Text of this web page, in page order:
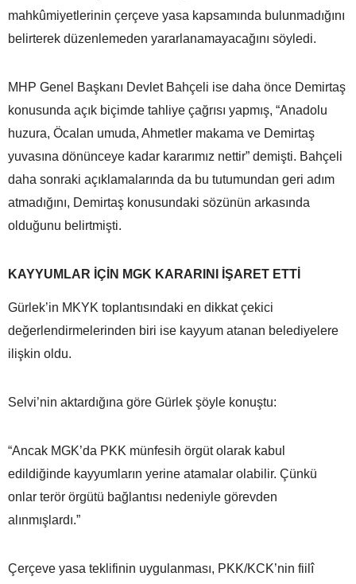
mahkûmiyetlerinin çerçeve yasa kapsamında bulunmadığını
belirterek düzenlemeden yararlanamayacağını söyledi.
MHP Genel Başkanı Devlet Bahçeli ise daha önce Demirtaş
konusunda açık biçimde tahliye çağrısı yapmış, “Anadolu
huzura, Öcalan umuda, Ahmetler makama ve Demirtaş
yuvasına dönünceye kadar kararımız nettir” demişti. Bahçeli
daha sonraki açıklamalarında da bu tutumundan geri adım
atmadığını, Demirtaş konusundaki sözünün arkasında
olduğunu belirtmişti.
KAYYUMLAR İÇİN MGK KARARINI İŞARET ETTİ
Gürlek’in MKYK toplantısındaki en dikkat çekici
değerlendirmelerinden biri ise kayyum atanan belediyelere
ilişkin oldu.
Selvi’nin aktardığına göre Gürlek şöyle konuştu:
“Ancak MGK’da PKK münfesih örgüt olarak kabul
edildiğinde kayyumların yerine atamalar olabilir. Çünkü
onlar terör örgütü bağlantısı nedeniyle görevden
alınmışlardı.”
Çerçeve yasa teklifinin uygulanması, PKK/KCK’nin fiilî